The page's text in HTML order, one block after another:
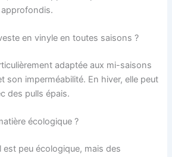
en vinyle en toutes saisons ?
adaptée aux mi-saisons
son imperméabilité. En hiver, elle peut
des pulls épais.
écologique ?
peu écologique, mais des